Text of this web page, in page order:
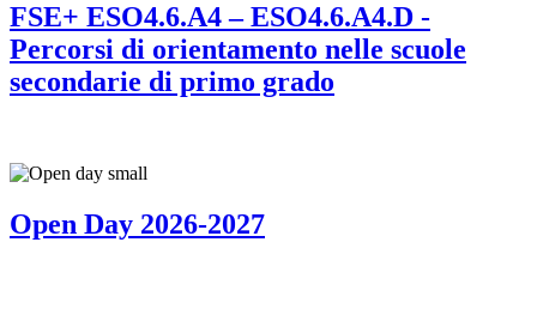
FSE+ ESO4.6.A4 – ESO4.6.A4.D -
Percorsi di orientamento nelle scuole
secondarie di primo grado
Open Day 2026-2027